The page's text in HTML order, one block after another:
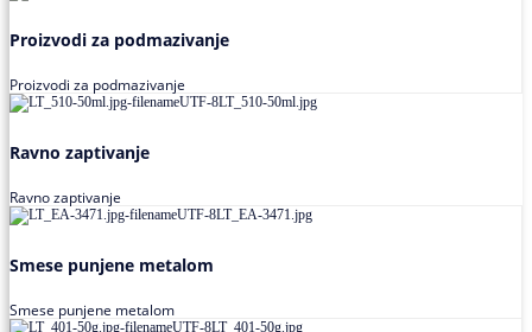
Proizvodi za podmazivanje
Proizvodi za podmazivanje
Ravno zaptivanje
Ravno zaptivanje
Smese punjene metalom
Smese punjene metalom